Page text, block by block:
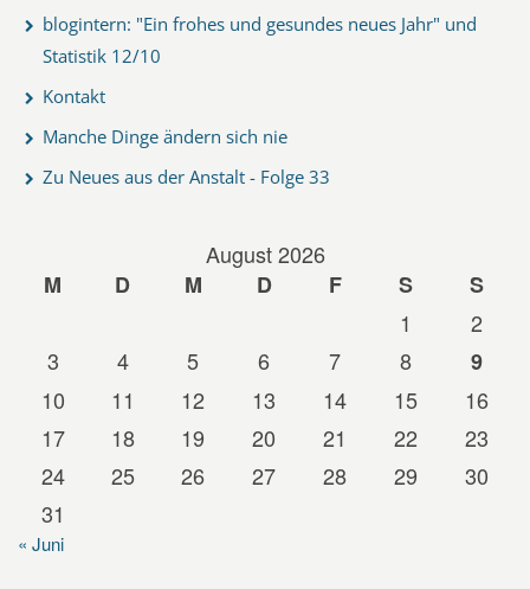
blogintern: "Ein frohes und gesundes neues Jahr" und
Statistik 12/10
Kontakt
Manche Dinge ändern sich nie
Zu Neues aus der Anstalt - Folge 33
August 2026
M
D M D F S
S
1
2
3
4 5 6 7 8
9
10
11 12 13 14 15
16
17
18 19 20 21 22
23
24
25 26 27 28 29
30
31
« Juni